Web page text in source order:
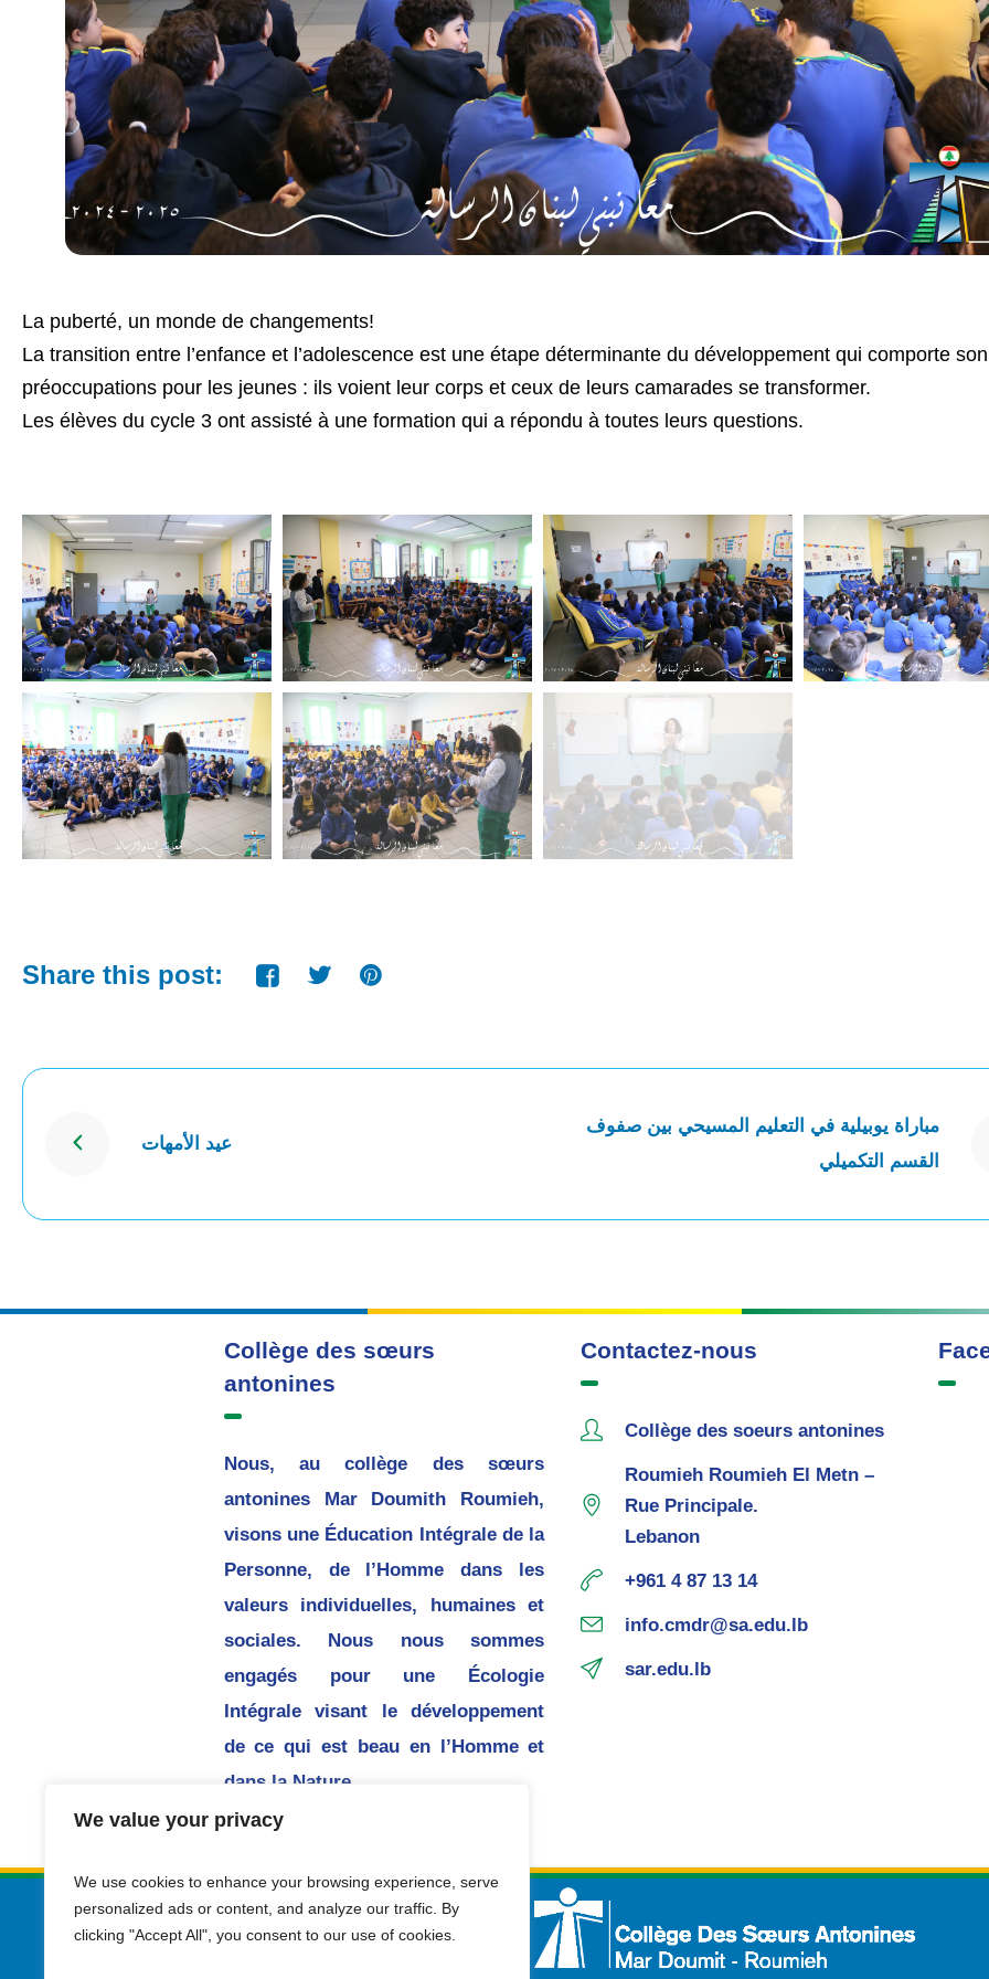
We value your privacy
We use cookies to enhance your browsing experience, serve
personalized ads or content, and analyze our traffic. By
clicking "Accept All", you consent to our use of cookies.
La puberté, un monde de changements!
La transition entre l’enfance et l’adolescence est une étape déterminante du développement qui comporte
préoccupations pour les jeunes : ils voient leur corps et ceux de leurs camarades se transformer.
Les élèves du cycle 3 ont assisté à une formation qui a répondu à toutes leurs questions.
Share this post:
عيد الأمهات
مباراة يوبيلية في التعليم المسيحي بين صفوف
القسم التكميلي
Collège des sœurs
antonines
Nous, au collège des sœurs
antonines Mar Doumith Roumieh,
visons une Éducation Intégrale de la
Personne, de l’Homme dans les
valeurs individuelles, humaines et
sociales. Nous nous sommes
engagés pour une Écologie
Intégrale visant le développement
de ce qui est beau en l’Homme et
dans la Nature.
Contactez-nous
Collège des soeurs antonines
Roumieh Roumieh El Metn –
Rue Principale.
Lebanon
+961 4 87 13 14
info.cmdr@sa.edu.lb
sar.edu.lb